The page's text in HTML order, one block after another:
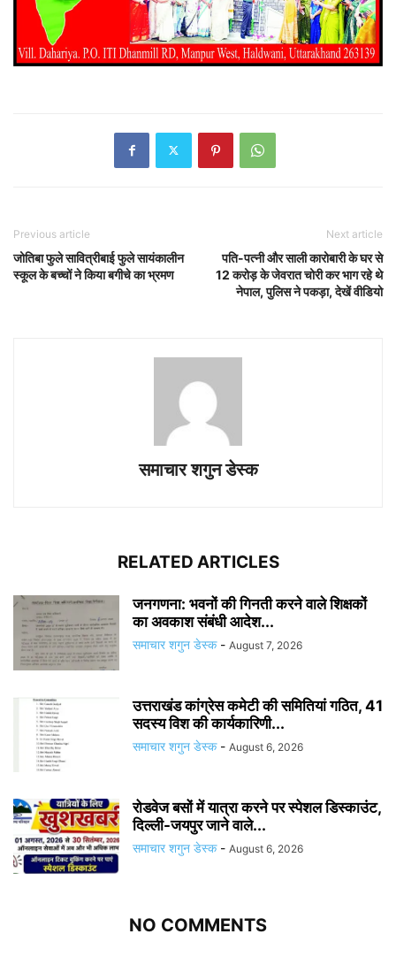
Previous article
जोतिबा फुले सावित्रीबाई फुले सायंकालीन
स्कूल के बच्चों ने किया बगीचे का भ्रमण
Next article
पति-पत्नी और साली कारोबारी के घर से
12 करोड़ के जेवरात चोरी कर भाग रहे थे
नेपाल, पुलिस ने पकड़ा, देखें वीडियो
समाचार शगुन डेस्क
RELATED ARTICLES
जनगणना: भवनों की गिनती करने वाले शिक्षकों
का अवकाश संबंधी आदेश...
समाचार शगुन डेस्क - August 7, 2026
उत्तराखंड कांग्रेस कमेटी की समितियां गठित, 41
सदस्य विश की कार्यकारिणी...
समाचार शगुन डेस्क - August 6, 2026
रोडवेज बसों में यात्रा करने पर स्पेशल डिस्काउंट,
दिल्ली-जयपुर जाने वाले...
समाचार शगुन डेस्क - August 6, 2026
NO COMMENTS